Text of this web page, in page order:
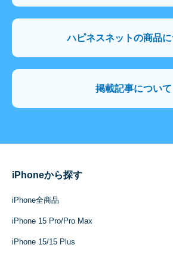
ハピネスネットの商品
掲載記事について
iPhoneから探す
iPhone全商品
iPhone 15 Pro/Pro Max
iPhone 15/15 Plus